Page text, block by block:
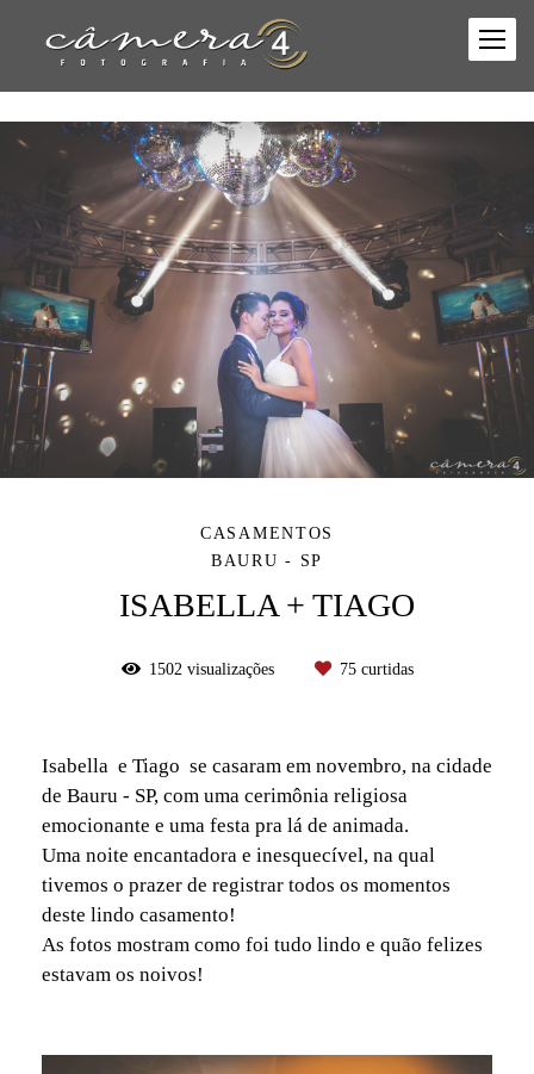
CASAMENTOS
BAURU - SP
ISABELLA + TIAGO
1502 visualizações 75curtidas
Isabella e Tiago se casaram em novembro, na cidade
de Bauru - SP, com uma cerimônia religiosa
emocionante e uma festa pra lá de animada.
Uma noite encantadora e inesquecível, na qual
tivemos o prazer de registrar todos os momentos
deste lindo casamento!
As fotos mostram como foi tudo lindo e quão felizes
estavam os noivos!